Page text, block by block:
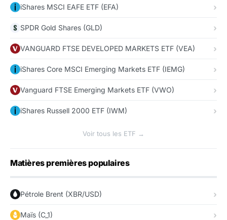
iShares MSCI EAFE ETF (EFA)
SPDR Gold Shares (GLD)
VANGUARD FTSE DEVELOPED MARKETS ETF (VEA)
iShares Core MSCI Emerging Markets ETF (IEMG)
Vanguard FTSE Emerging Markets ETF (VWO)
iShares Russell 2000 ETF (IWM)
Voir tous les ETF →
Matières premières populaires
Pétrole Brent (XBR/USD)
Maïs (C_1)